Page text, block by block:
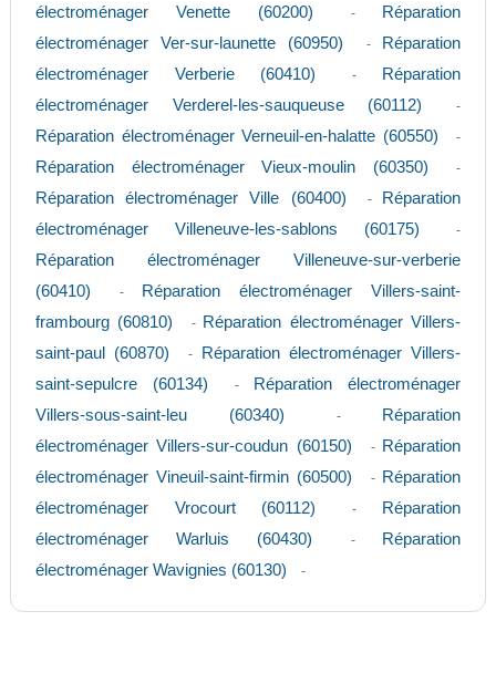
électroménager Venette (60200)
-
Réparation
électroménager Ver-sur-launette (60950)
-
Réparation
électroménager Verberie (60410)
-
Réparation
électroménager Verderel-les-sauqueuse (60112)
-
Réparation électroménager Verneuil-en-halatte (60550) -
Réparation électroménager Vieux-moulin (60350) -
Réparation électroménager Ville (60400) -
Réparation
électroménager Villeneuve-les-sablons (60175)
-
Réparation électroménager Villeneuve-sur-verberie
(60410)
-
Réparation électroménager Villers-saint-
frambourg (60810)
- Réparation électroménager Villers-
saint-paul (60870)
-
Réparation électroménager Villers-
saint-sepulcre (60134)
-
Réparation électroménager
Villers-sous-saint-leu (60340)
-
Réparation
électroménager Villers-sur-coudun (60150)
- Réparation
électroménager Vineuil-saint-firmin (60500)
- Réparation
électroménager Vrocourt (60112)
-
Réparation
électroménager Warluis (60430)
-
Réparation
électroménager Wavignies (60130)
-